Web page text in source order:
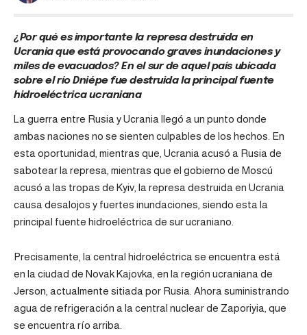
¿Por qué es importante la represa destruida en
Ucrania que está provocando graves inundaciones y
miles de evacuados? En el sur de aquel país ubicada
sobre el río Dniépe fue destruida la principal fuente
hidroeléctrica ucraniana
La guerra entre Rusia y Ucrania llegó a un punto donde
ambas naciones no se sienten culpables de los hechos. En
esta oportunidad, mientras que, Ucrania acusó a Rusia de
sabotear la represa, mientras que el gobierno de Moscú
acusó a las tropas de Kyiv, la represa destruida en Ucrania
causa desalojos y fuertes inundaciones, siendo esta la
principal fuente hidroeléctrica de sur ucraniano.
Precisamente, la central hidroeléctrica se encuentra está
en la ciudad de Novak Kajovka, en la región ucraniana de
Jerson, actualmente sitiada por Rusia. Ahora suministrando
agua de refrigeración a la central nuclear de Zaporiyia, que
se encuentra río arriba.